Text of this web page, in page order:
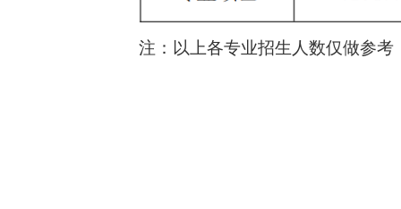
注：以上各专业招生人数仅做参考